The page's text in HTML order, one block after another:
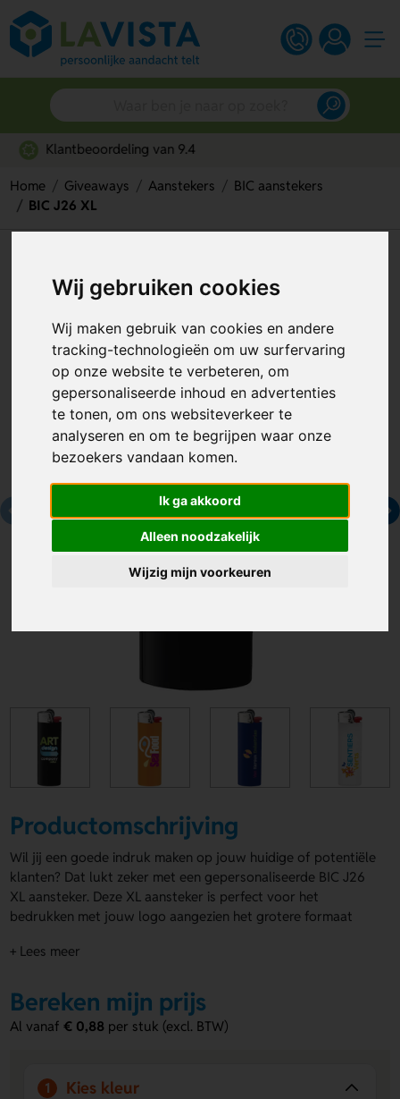
Wij gebruiken cookies
Wij maken gebruik van cookies en andere
tracking-technologieën om uw surfervaring
op onze website te verbeteren, om
gepersonaliseerde inhoud en advertenties
te tonen, om ons websiteverkeer te
analyseren en om te begrijpen waar onze
bezoekers vandaan komen.
Ik ga akkoord
Alleen noodzakelijk
Wijzig mijn voorkeuren
Snelle persoonlijke service
Home Giveaways Aanstekers
BIC aanstekers
BIC J26 XL
Artikelnummer:139114
Productomschrijving
Wil jij een goede indruk maken op jouw huidige of potentiële
klanten? Dat lukt zeker met een gepersonaliseerde BIC J26
XL aansteker. Deze XL aansteker is perfect voor het
bedrukken met jouw logo aangezien het grotere formaat
is. Daarnaast gaat de BIC J26 XL maar liefst 3000 keer mee,
verspreid. Deze comfortabele en duurzame aansteker is
verkrijgbaar in diverse kleuren, zoals zwart, wit, oranje, geel,
appelgroen, lichtblauw, donkerblauw en grijs. Voor het
+ Lees meer
Bereken mijn prijs
Al vanaf€ 0,88 per stuk (excl. BTW)
1 Kies kleur